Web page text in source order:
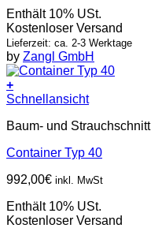
Enthält 10% USt.
Kostenloser Versand
Lieferzeit: ca. 2-3 Werktage
by Zangl GmbH
+
Schnellansicht
Baum- und Strauchschnitt
Container Typ 40
992,00€ inkl. MwSt
Enthält 10% USt.
Kostenloser Versand